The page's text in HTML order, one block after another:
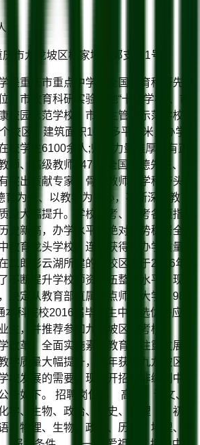
市九龙坡区杨家坪西郊支路1号
重庆市重点中学、全国教育科研先进
、市教育科研实验基地“十佳学校”、市
校园示范学校、市民主管理示范学校。
校区，建筑面积10万多平方米，办学
校学生6100余人;师资力量雄厚，有正
师、高级教师147人;全国师德先进、全
突出贡献专家、骨干教师、学科带头人
为先、以教学为中心，不断深化教育
量大幅提升。学校高考、中考各项指标
史新高，办学水平以绝对优势稳居全区
教育龙头学校，连年获得区办学质量特
二郎彩云湖所建的新校区将于2016年9
不断提升学校师资队伍整体水平，现根
决定从教育部直属重点师范大学、985
科院校2016届毕业生中遴选优秀应届
生，并推荐参加九龙坡区的考核。
改革，全面实施素质教育，注重发展学
学质量大幅提升，连年获得九龙坡区育
校发展的需要，现公开招聘非编制中学
告如下。 招聘岗位 高中：语文、
学、生物、政治、历史、地理 初
、物理、生物、政治、历史、地理、体